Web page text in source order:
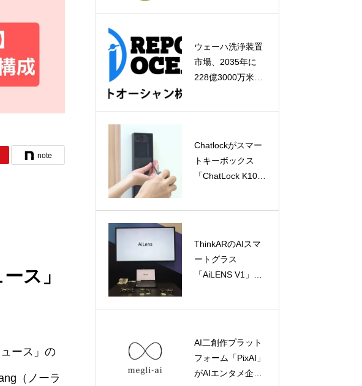
note
ス」
ース」の
（ノーラ
ウェーハ洗浄装置
市場、2035年に
228億3000万米ド
Chatlockがスマー
トキーボックス
「ChatLock K10」
ThinkARのAIスマ
ートグラス
「AiLENS V1」が
クブースに登場！
AI二創作プラット
フォーム「PixAI」
がAIエンタメ企業